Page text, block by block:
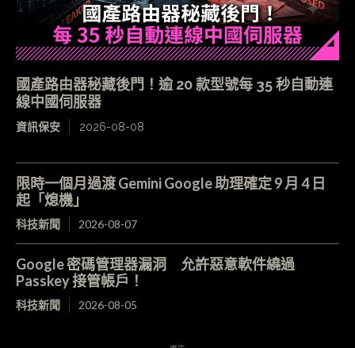
國產路由器秘藏後門！逾 20 款型號每 35 秒自動連
線中國伺服器
資訊保安 2026-08-08
限時一個月過渡 Gemini Google 助理確定 9 月 4 日
起「熄機」
科技新聞 2026-08-07
Google 密碼管理器漏洞 允許惡意軟件繞過
Passkey 接管帳戶！
科技新聞 2026-08-05